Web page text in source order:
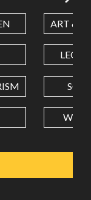
separator.
ART &